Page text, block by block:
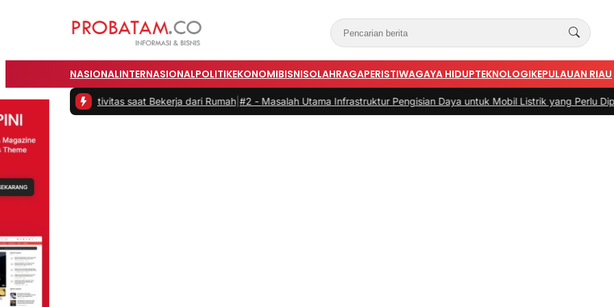
NASIONALINTERNASIONALPOLITIKEKONOMIBISNISOLAHRAGAPERISTIWAGAYA HIDUPTEKNOLOGIKEPULAUAN RIAU
Produktivitas saat Bekerja dari Rumah|#2 -Masalah Utama Infrastruktur Pengisian Daya untuk Mobil Listrik yang Perlu Diperhatikan|